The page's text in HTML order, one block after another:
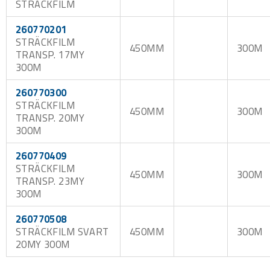
STRÄCKFILM
260770201
STRÄCKFILM
TRANSP. 17MY
300M
450MM 300M
260770300
STRÄCKFILM
TRANSP. 20MY
300M
450MM 300M
260770409
STRÄCKFILM
TRANSP. 23MY
300M
450MM 300M
260770508
STRÄCKFILM SVART
20MY 300M
450MM 300M